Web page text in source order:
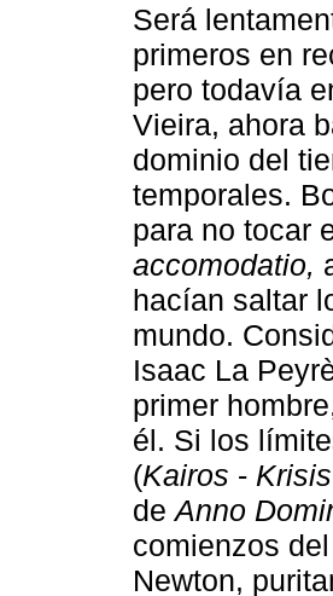
Será
primeros en
pero todavía
Vieira, ahora
dominio del
temporales.
para no tocar
accomodatio,
hacían saltar
mundo.
Isaac La
primer
él. Si los
(Kairos - Krisis
deAnno
comienzos
Newton,